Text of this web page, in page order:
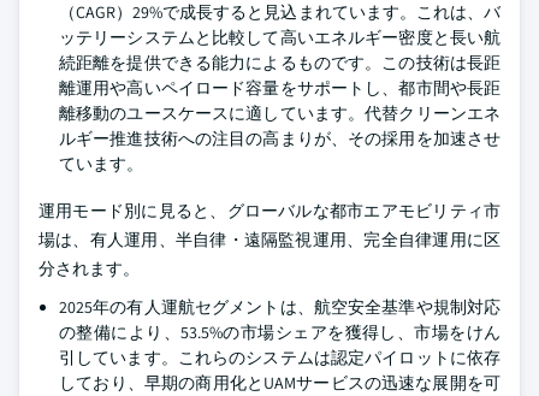
（CAGR）29%で成長すると見込まれています。これは、バ
ッテリーシステムと比較して高いエネルギー密度と長い航
続距離を提供できる能力によるものです。この技術は長距
離運用や高いペイロード容量をサポートし、都市間や長距
離移動のユースケースに適しています。代替クリーンエネ
ルギー推進技術への注目の高まりが、その採用を加速させ
ています。
運用モード別に見ると、グローバルな都市エアモビリティ市
場は、有人運用、半自律・遠隔監視運用、完全自律運用に区
分されます。
2025年の有人運航セグメントは、航空安全基準や規制対応
の整備により、53.5%の市場シェアを獲得し、市場をけん
引しています。これらのシステムは認定パイロットに依存
しており、早期の商用化とUAMサービスの迅速な展開を可